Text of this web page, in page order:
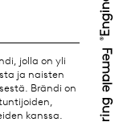
jolla on yli
ja naisten
Brändi on
kanssa.